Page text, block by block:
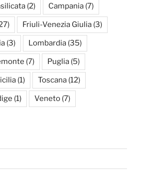
(2) Campania (7)
Friuli-Venezia Giulia (3)
(3) Lombardia (35)
(7) Puglia (5)
(1) Toscana (12)
(1) Veneto (7)